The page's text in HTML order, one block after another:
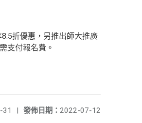
折優惠，另推出師大推廣
支付報名費。
發佈日期： 2022-07-12
31 |